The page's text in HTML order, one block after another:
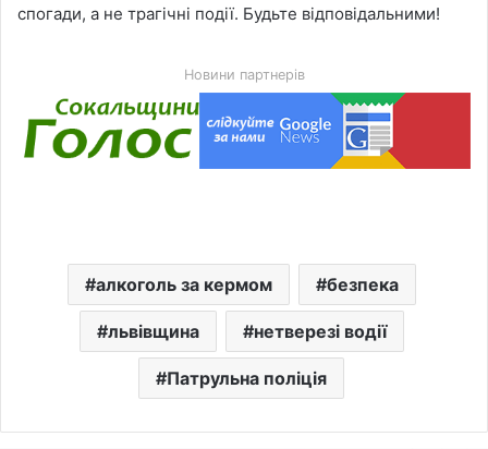
спогади, а не трагічні події. Будьте відповідальними!
Новини партнерів
алкоголь за кермом безпека
львівщина нетверезі водії
Патрульна поліція